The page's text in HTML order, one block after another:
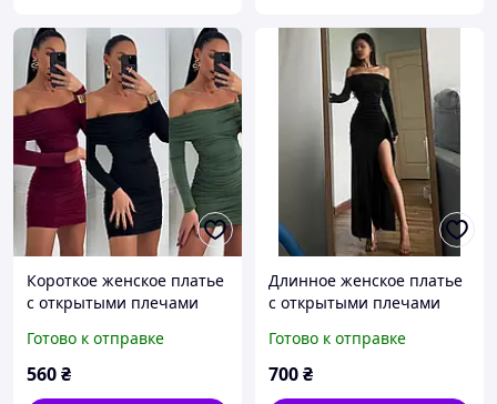
Короткое женское платье
с открытыми плечами
оливковое) с длинным
рукавом
Готово к отправке
560₴
Длинное женское платье
с открытыми плечами
рукавом
Готово к отправке
700₴